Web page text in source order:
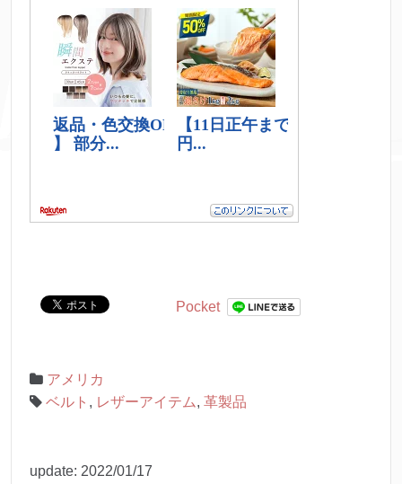
Pocket
アメリカ
ベルト , レザーアイテム, 革製品
update: 2022/01/17